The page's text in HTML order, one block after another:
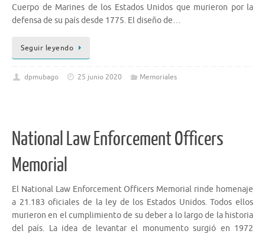
Cuerpo de Marines de los Estados Unidos que murieron por la
defensa de su país desde 1775. El diseño de…
Seguir leyendo
dpmubago 25 junio 2020 Memoriales
National Law Enforcement Officers
Memorial
El National Law Enforcement Officers Memorial rinde homenaje
a 21.183 oficiales de la ley de los Estados Unidos. Todos ellos
murieron en el cumplimiento de su deber a lo largo de la historia
del país. La idea de levantar el monumento surgió en 1972